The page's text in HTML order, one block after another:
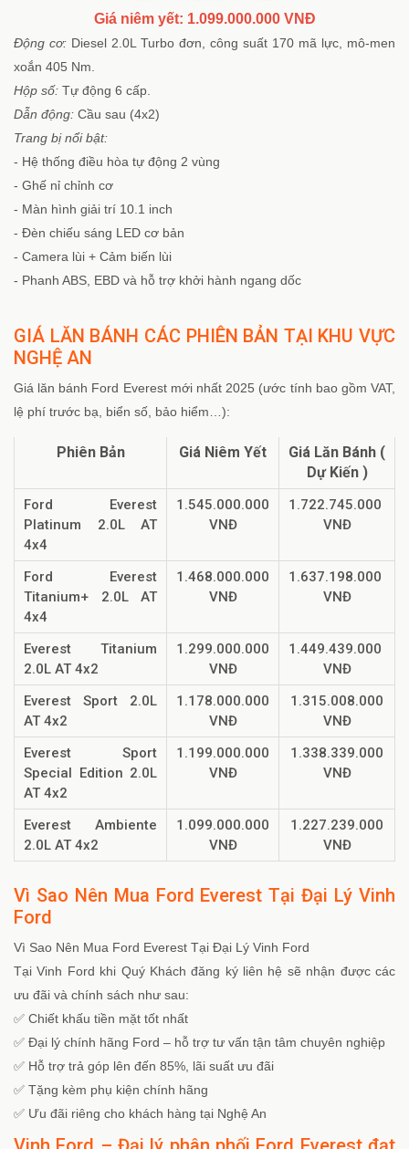
Giá niêm yết: 1.099.000.000 VNĐ
Động cơ: Diesel 2.0L Turbo đơn, công suất 170 mã lực, mô-men
xoắn 405 Nm.
Hộp số: Tự động 6 cấp.
Dẫn động: Cầu sau (4x2)
Trang bị nổi bật:
- Hệ thống điều hòa tự động 2 vùng
- Ghế nỉ chỉnh cơ
- Màn hình giải trí 10.1 inch
- Đèn chiếu sáng LED cơ bản
- Camera lùi + Cảm biến lùi
- Phanh ABS, EBD và hỗ trợ khởi hành ngang dốc
GIÁ LĂN BÁNH CÁC PHIÊN BẢN TẠI KHU VỰC
NGHỆ AN
Giá lăn bánh Ford Everest mới nhất 2025 (ước tính bao gồm VAT,
lệ phí trước bạ, biển số, bảo hiểm…):
Phiên Bản Giá Niêm Yết
Giá Lăn Bánh (
Dự Kiến )
Ford Everest
Platinum 2.0L AT
4x4
1.545.000.000
VNĐ
1.722.745.000
VNĐ
Ford Everest
Titanium+ 2.0L AT
4x4
1.468.000.000
VNĐ
1.637.198.000
VNĐ
Everest Titanium
2.0L AT 4x2
1.299.000.000
VNĐ
1.449.439.000
VNĐ
Everest Sport 2.0L
AT 4x2
1.178.000.000
VNĐ
1.315.008.000
VNĐ
Everest Sport
Special Edition 2.0L
AT 4x2
1.199.000.000
VNĐ
1.338.339.000
VNĐ
Everest Ambiente
2.0L AT 4x2
1.099.000.000
VNĐ
1.227.239.000
VNĐ
Vì Sao Nên Mua Ford Everest Tại Đại Lý Vinh
Ford
Vì Sao Nên Mua Ford Everest Tại Đại Lý Vinh Ford
Tại Vinh Ford khi Quý Khách đăng ký liên hệ sẽ nhận được các
ưu đãi và chính sách như sau:
✅ Chiết khấu tiền mặt tốt nhất
✅ Đại lý chính hãng Ford – hỗ trợ tư vấn tận tâm chuyên nghiệp
✅ Hỗ trợ trả góp lên đến 85%, lãi suất ưu đãi
✅ Tặng kèm phụ kiện chính hãng
✅ Ưu đãi riêng cho khách hàng tại Nghệ An